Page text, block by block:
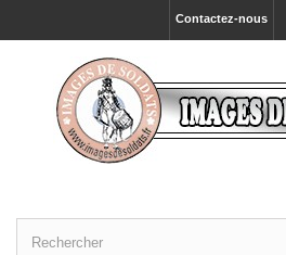
Contactez-nous